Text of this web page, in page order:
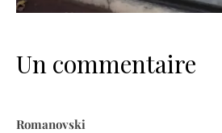
Un commentaire
Romanovski